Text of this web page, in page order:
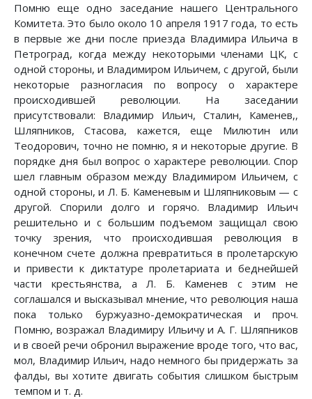
Помню еще одно заседание нашего Центрального
Комитета. Это было около 10 апреля 1917 года, то есть
в первые же дни после приезда Владимира Ильича в
Петроград, когда между некоторыми членами ЦК, с
одной стороны, и Владимиром Ильичем, с другой, были
некоторые разногласия по вопросу о характере
происходившей революции. На заседании
присутствовали: Владимир Ильич, Сталин, Каменев,,
Шляпников, Стасова, кажется, еще Милютин или
Теодорович, точно не помню, я и некоторые другие. В
порядке дня был вопрос о характере революции. Спор
шел главным образом между Владимиром Ильичем, с
одной стороны, и Л. Б. Каменевым и Шляпниковым — с
другой. Спорили долго и горячо. Владимир Ильич
решительно и с большим подъемом защищал свою
точку зрения, что происходившая революция в
конечном счете должна превратиться в пролетарскую
и привести к диктатуре пролетариата и беднейшей
части крестьянства, а Л. Б. Каменев с этим не
соглашался и высказывал мнение, что революция наша
пока только буржуазно-демократическая и проч.
Помню, возражал Владимиру Ильичу и А. Г. Шляпников
и в своей речи обронил выражение вроде того, что вас,
мол, Владимир Ильич, надо немного бы придержать за
фалды, вы хотите двигать события слишком быстрым
темпом и т. д.